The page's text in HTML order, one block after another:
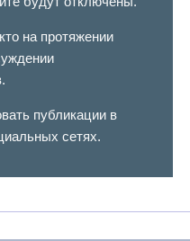
на протяжении
публикации в
сетях.